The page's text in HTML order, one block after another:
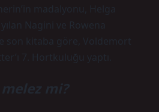
madalyonu, Helga
Nagini ve Rowena
son kitaba göre, Voldemort
7. Hortkuluğu yaptı.
mi?